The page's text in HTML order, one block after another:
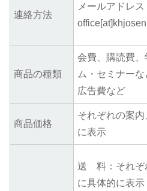
連絡方法
メールアドレス
商品の種類
会費、購読費
ム・セミナー
広告費など
商品価格
それぞれの案
に表示
送 料：それぞ
に具体的に表示